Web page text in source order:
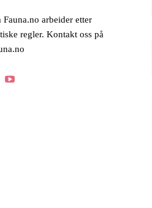
Fauna.no arbeider etter
regler. Kontakt oss på